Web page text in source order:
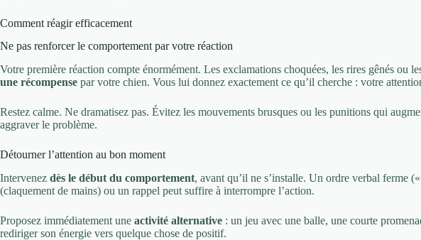
Comment réagir efficacement
Ne pas renforcer le comportement par votre réaction
Votre première réaction compte énormément. Les exclamations choquées, les rires gênés ou
une récompense par votre chien. Vous lui donnez exactement ce qu’il cherche : votre
Restez calme. Ne dramatisez pas. Évitez les mouvements brusques ou les punitions qui
aggraver le problème.
Détourner l’attention au bon moment
Intervenez dès le début du comportement, avant qu’il ne s’installe. Un ordre verbal ferme
(claquement de mains) ou un rappel peut suffire à interrompre l’action.
Proposez immédiatement une activité alternative : un jeu avec une balle, une courte
rediriger son énergie vers quelque chose de positif.